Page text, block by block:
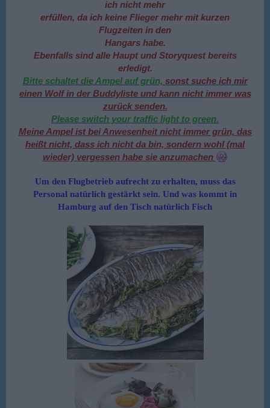
ich nicht mehr
erfüllen, da ich keine Flieger mehr mit kurzen
Flugzeiten in den
Hangars habe.
Ebenfalls sind alle Haupt und Storyquest bereits
erledigt.
Bitte schaltet die Ampel auf grün, sonst suche ich mir
einen Wolf in der Buddyliste und kann nichtimmer was
zurück senden.
Please switch your traffic light to green.
Meine Ampel ist bei Anwesenheit nicht immer grün, das
heißt nicht, dass ich nicht da bin, sondern wohl (mal
wieder) vergessen habe sie anzumachen
Um den Flugbetrieb aufrecht zu erhalten, muss das
Personal natürlich gestärkt sein. Und was kommt in
Hamburg auf den Tisch natürlich Fisch